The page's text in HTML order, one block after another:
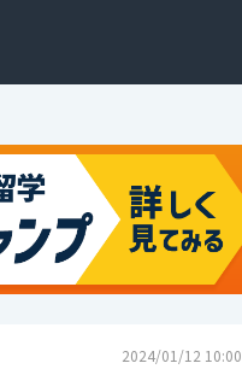
2024/01/12 10:00